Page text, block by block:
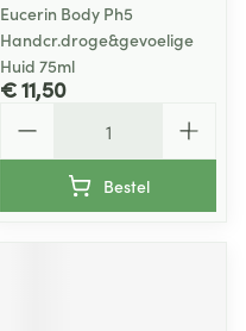
Eucerin Body Ph5
Handcr.droge&gevoelige
Huid 75ml
€ 11,50
Bestel